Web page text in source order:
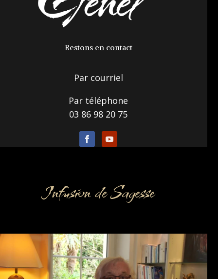
Restons en contact
Par courriel
Par téléphone
03 86 98 20 75
Infusion de Sagesse